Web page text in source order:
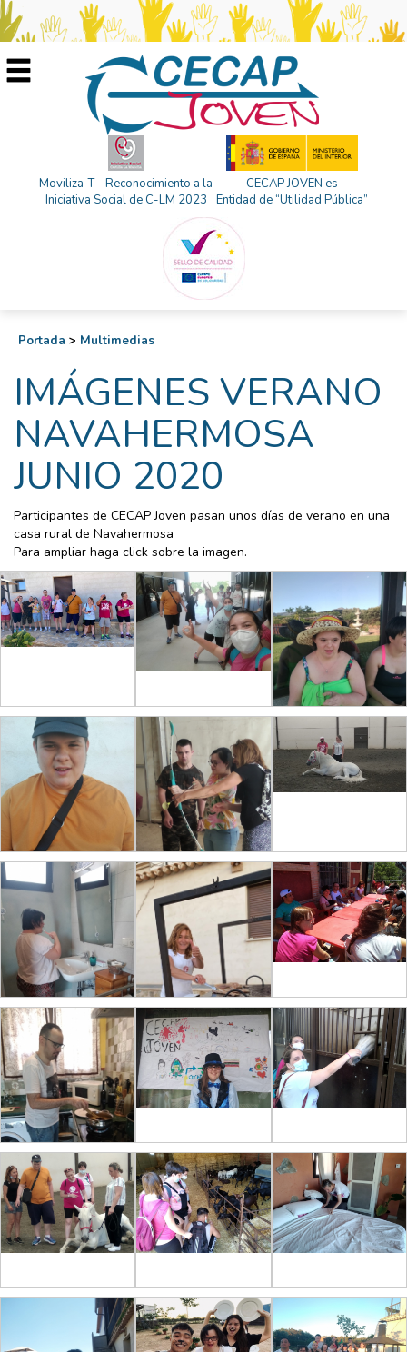
Moviliza-T - Reconocimiento a la
Iniciativa Social de C-LM 2023
CECAP JOVEN es
Entidad de “Utilidad Pública”
Portada > Multimedias
IMÁGENES VERANO
NAVAHERMOSA
JUNIO 2020
Participantes de CECAP Joven pasan unos días de verano en una
casa rural de Navahermosa
Para ampliar haga click sobre la imagen.